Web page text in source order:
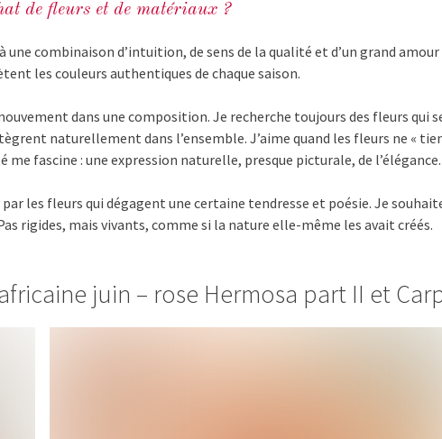
de fleurs et de matériaux ?
une combinaison d’intuition, de sens de la qualité et d’un grand
les couleurs authentiques de chaque saison.
dans une composition. Je recherche toujours des fleurs qui
naturellement dans l’ensemble. J’aime quand les fleurs ne «
fascine : une expression naturelle, presque picturale, de l’élégance.
les fleurs qui dégagent une certaine tendresse et poésie. Je
rigides, mais vivants, comme si la nature elle-même les avait créés.
juin – rose Hermosa part II et